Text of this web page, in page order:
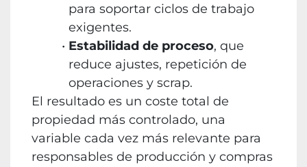
para soportar ciclos de trabajo
exigentes.
Estabilidad de proceso, que
reduce ajustes, repetición de
operaciones y scrap.
El resultado es un coste total de
propiedad más controlado, una
variable cada vez más relevante para
responsables de producción y compras